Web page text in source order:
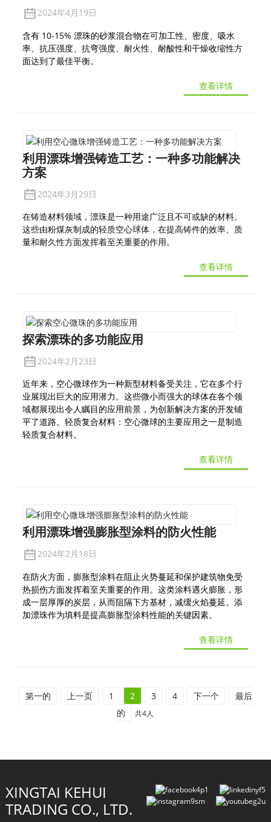
2024年4月19日
含有 10-15% 漂珠的砂浆混合物在可加工性、密度、吸水
率、抗压强度、抗弯强度、耐火性、耐酸性和干燥收缩性方
面达到了最佳平衡。
查看详情
利用漂珠增强铸造工艺：一种多功能解决
方案
2024年3月29日
在铸造材料领域，漂珠是一种用途广泛且不可或缺的材料。
这些由粉煤灰制成的轻质空心球体，在提高铸件的效率、质
量和耐久性方面发挥着至关重要的作用。
查看详情
探索漂珠的多功能应用
2024年2月23日
近年来，空心微球作为一种新型材料备受关注，它在多个行
业展现出巨大的应用潜力。这些微小而强大的球体在各个领
域都展现出令人瞩目的应用前景，为创新解决方案的开发铺
平了道路。轻质复合材料：空心微球的主要应用之一是制造
轻质复合材料。
查看详情
利用漂珠增强膨胀型涂料的防火性能
2024年2月18日
在防火方面，膨胀型涂料在阻止火势蔓延和保护建筑物免受
热损伤方面发挥着至关重要的作用。这类涂料遇火膨胀，形
成一层厚厚的炭层，从而阻隔下方基材，减缓火焰蔓延。添
加漂珠作为填料是提高膨胀型涂料性能的关键因素。
查看详情
第一的 上一页 1 2 3 4 下一个
最后
的
共4人
XINGTAI KEHUI
TRADING CO., LTD.